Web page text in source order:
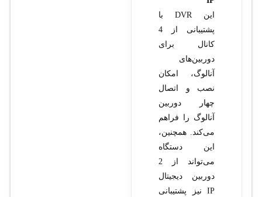
این DVR با
پشتیبانی از 4
کانال برای
دوربین‌های
آنالوگ، امکان
نصب و اتصال
چهار دوربین
آنالوگ را فراهم
می‌کند. همچنین،
این دستگاه
می‌تواند از 2
دوربین دیجیتال
IP نیز پشتیبانی